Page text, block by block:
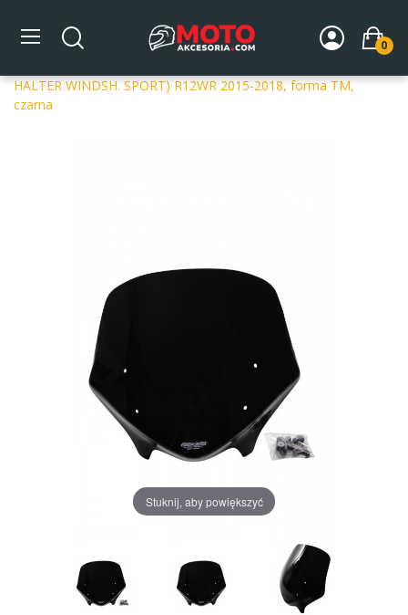
0
Strona główna DLA MOTOCYKLA Szyby
Szyby
HALTER WINDSH. SPORT) R12WR 2015-2018, forma TM,
czarna
Stuknij, aby powiększyć